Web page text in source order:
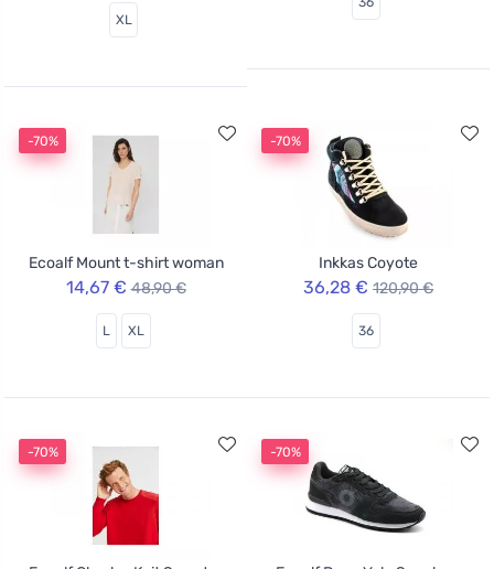
XL
-70%
Ecoalf Mount t-shirt woman
14,67 € 48,90 €
L XL
-70%
Inkkas Coyote
36,28 € 120,90 €
36
-70% -70%